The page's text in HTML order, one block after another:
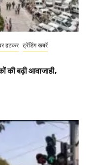
हटकर ट्रेंडिंग खबरें
की बढ़ी आवाजाही,